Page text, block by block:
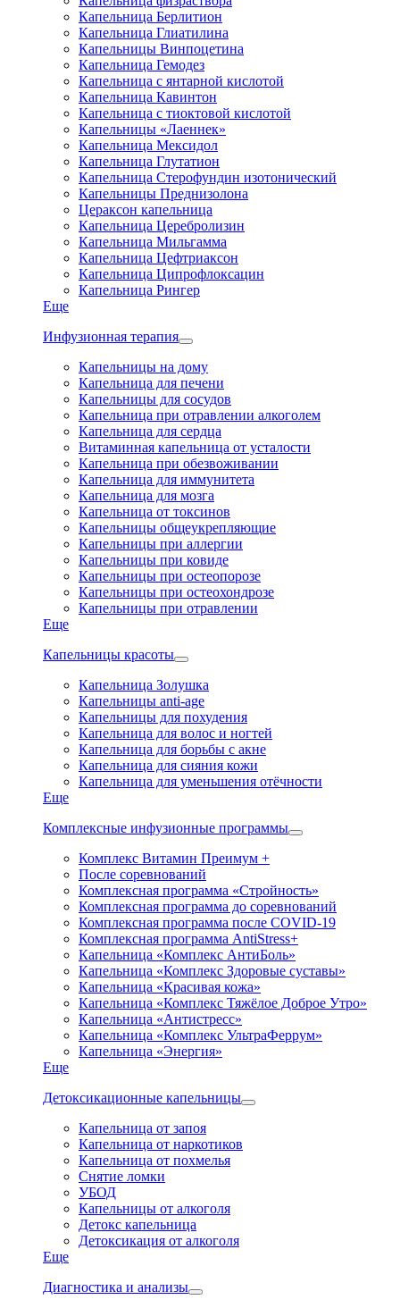
Капельница Берлитион
Капельница Глиатилина
Капельницы Винпоцетина
Капельница Гемодез
Капельница с янтарной кислотой
Капельница Кавинтон
Капельница с тиоктовой кислотой
Капельницы «Лаеннек»
Капельница Мексидол
Капельница Глутатион
Капельница Стерофундин изотонический
Капельницы Преднизолона
Цераксон капельница
Капельница Церебролизин
Капельница Мильгамма
Капельница Цефтриаксон
Капельница Ципрофлоксацин
Капельница Рингер
Еще
Инфузионная терапия
Капельницы на дому
Капельница для печени
Капельницы для сосудов
Капельница при отравлении алкоголем
Капельница для сердца
Витаминная капельница от усталости
Капельница при обезвоживании
Капельница для иммунитета
Капельница для мозга
Капельница от токсинов
Капельницы общеукрепляющие
Капельницы при аллергии
Капельницы при ковиде
Капельницы при остеопорозе
Капельницы при остеохондрозе
Капельницы при отравлении
Еще
Капельницы красоты
Капельница Золушка
Капельницы anti-age
Капельницы для похудения
Капельница для волос и ногтей
Капельница для борьбы с акне
Капельница для сияния кожи
Капельница для уменьшения отёчности
Еще
Комплексные инфузионные программы
Комплекс Витамин Преимум +
После соревнований
Комплексная программа «Стройность»
Комплексная программа до соревнований
Комплексная программа после COVID-19
Комплексная программа AntiStress+
Капельница «Комплекс АнтиБоль»
Капельница «Комплекс Здоровые суставы»
Капельница «Красивая кожа»
Капельница «Комплекс Тяжёлое Доброе Утро»
Капельница «Антистресс»
Капельница «Комплекс УльтраФеррум»
Капельница «Энергия»
Еще
Детоксикационные капельницы
Капельница от запоя
Капельница от наркотиков
Капельница от похмелья
Снятие ломки
УБОД
Капельницы от алкоголя
Детокс капельница
Детоксикация от алкоголя
Еще
Диагностика и анализы